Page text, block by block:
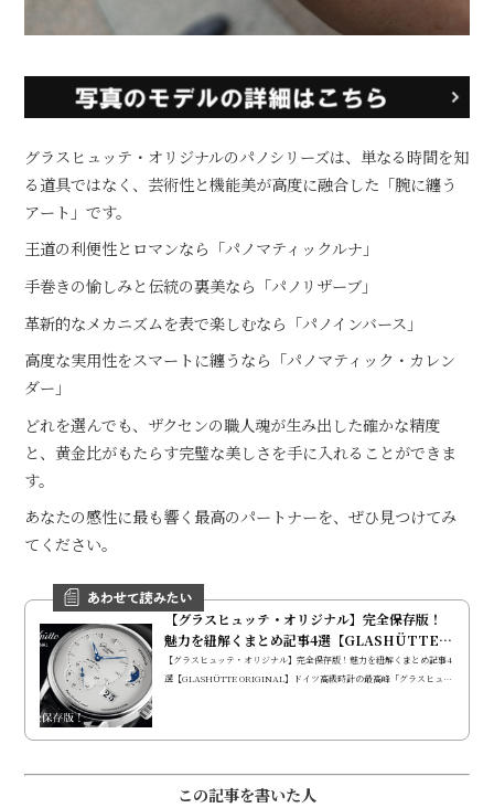
グラスヒュッテ・オリジナルのパノシリーズは、単なる時間を知
る道具ではなく、芸術性と機能美が高度に融合した「腕に纏う
アート」です。
王道の利便性とロマンなら「パノマティックルナ」
手巻きの愉しみと伝統の裏美なら「パノリザーブ」
革新的なメカニズムを表で楽しむなら「パノインバース」
高度な実用性をスマートに纏うなら「パノマティック・カレン
ダー」
どれを選んでも、ザクセンの職人魂が生み出した確かな精度
と、黄金比がもたらす完璧な美しさを手に入れることができま
す。
あなたの感性に最も響く最高のパートナーを、ぜひ見つけてみ
てください。
【グラスヒュッテ・オリジナル】完全保存版！
魅力を紐解くまとめ記事4選【GLASHÜTTE O
RIGINAL】
【グラスヒュッテ・オリジナル】完全保存版！魅力を紐解くまとめ記事4
選【GLASHÜTTE ORIGINAL】ドイツ高級時計の最高峰「グラスヒュッ
ログの詳しい内容をご覧いただけます。【グラスヒュッテ・オリジナ
ル】ドイツ時計芸術の極み。「パノシリーズ」完全ガイド【...
この記事を書いた人